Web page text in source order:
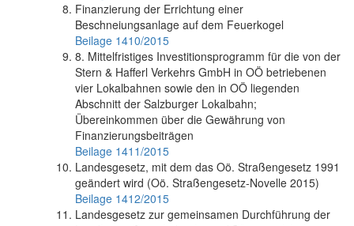
Finanzierung der Errichtung einer
Beschneiungsanlage auf dem Feuerkogel
Beilage 1410/2015
8. Mittelfristiges Investitionsprogramm für die von der
Stern & Hafferl Verkehrs GmbH in OÖ betriebenen
vier Lokalbahnen sowie den in OÖ liegenden
Abschnitt der Salzburger Lokalbahn;
Übereinkommen über die Gewährung von
Finanzierungsbeiträgen
Beilage 1411/2015
Landesgesetz, mit dem das Oö. Straßengesetz 1991
geändert wird (Oö. Straßengesetz-Novelle 2015)
Beilage 1412/2015
Landesgesetz zur gemeinsamen Durchführung der